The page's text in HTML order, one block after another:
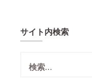
サイト内検索